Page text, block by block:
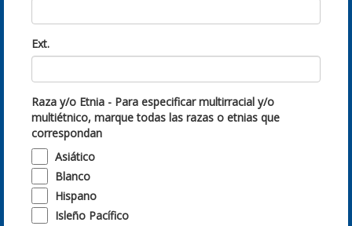
Ext.
Raza y/o Etnia - Para especificar multirracial y/o
multiétnico, marque todas las razas o etnias que
correspondan
Asiático
Blanco
Hispano
Isleño Pacífico